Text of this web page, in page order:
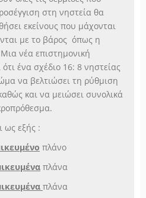
στη νηστεία θα
εκείνους που μάχονται
με το βάρος όπως η
νέα επιστημονική
ένα σχέδιο 16: 8 νηστείας
να βελτιώσει τη ρύθμιση
και να μειώσει συνολικά
ως εξής :
πλάνο
πλάνα
πλάνα